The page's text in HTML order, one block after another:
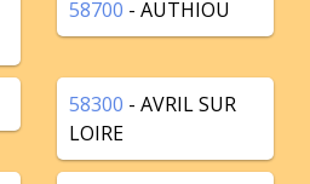
58700 - AUTHIOU
58300 - AVRIL SUR
LOIRE